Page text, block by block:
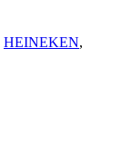
HEINEKEN,